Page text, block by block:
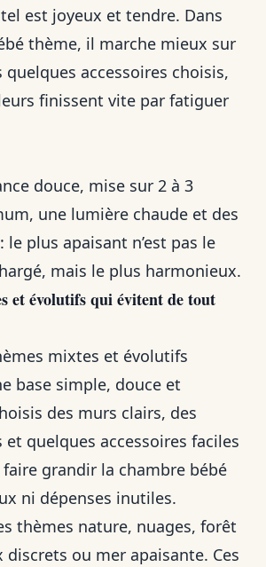
est joyeux et tendre. Dans
thème, il marche mieux sur
accessoires choisis,
finissent vite par fatiguer
douce, mise sur 2 à 3
une lumière chaude et des
plus apaisant n’est pas le
mais le plus harmonieux.
et évolutifs qui évitent de tout
mixtes et évolutifs
base simple, douce et
des murs clairs, des
et quelques accessoires faciles
grandir la chambre bébé
ni dépenses inutiles.
thèmes nature, nuages, forêt
discrets ou mer apaisante. Ces